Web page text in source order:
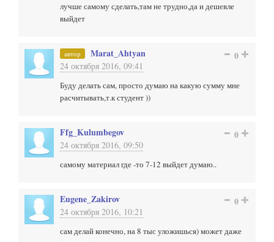
лучше самому сделать,там не трудно,да и дешевле
выйдет
автор Marat_Ahtyan
24 октября 2016, 09:41
0
Буду делать сам, просто думаю на какую сумму мне
расчитывать,т.к студент ))
Ffg_Kulumbegov
24 октября 2016, 09:50
0
самому материал где -то 7-12 выйдет думаю..
Eugene_Zakirov
24 октября 2016, 10:21
0
сам делай конечно, на 8 тыс уложишься) может даже